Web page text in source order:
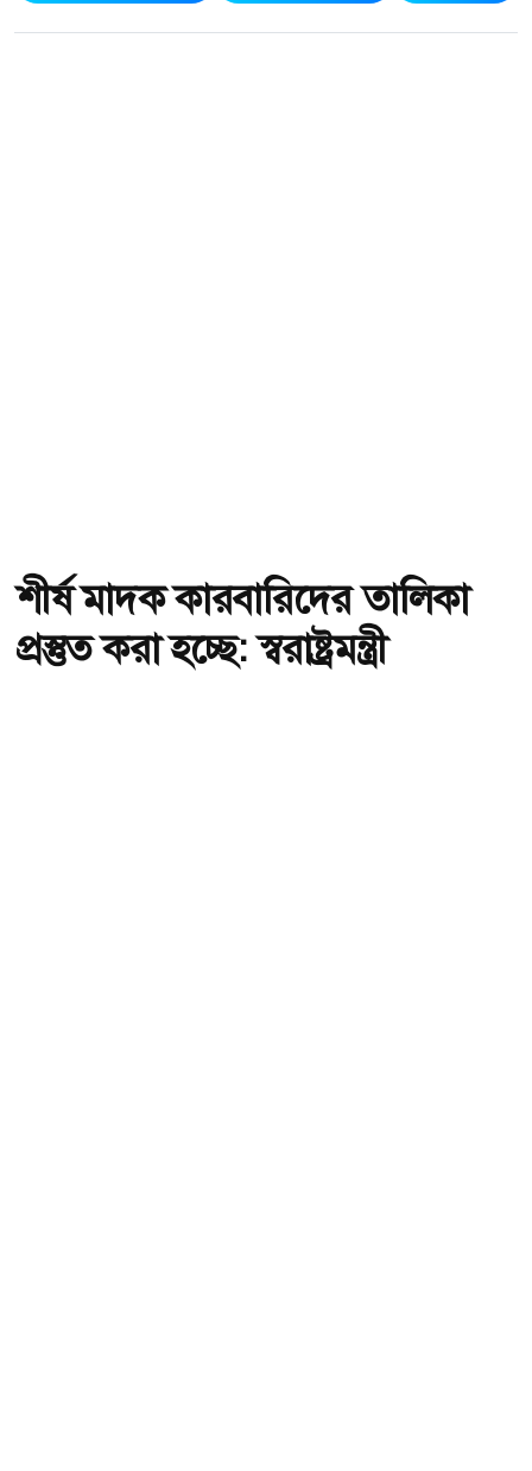
শীর্ষ মাদক কারবারিদের তালিকা
প্রস্তুত করা হচ্ছে: স্বরাষ্ট্রমন্ত্রী